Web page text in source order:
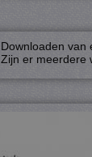
Downloaden van
Zijn er meerdere